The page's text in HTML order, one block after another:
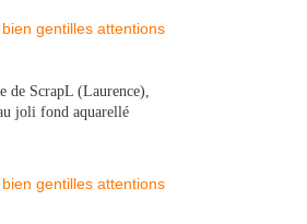
de ScrapL (Laurence),
joli fond aquarellé